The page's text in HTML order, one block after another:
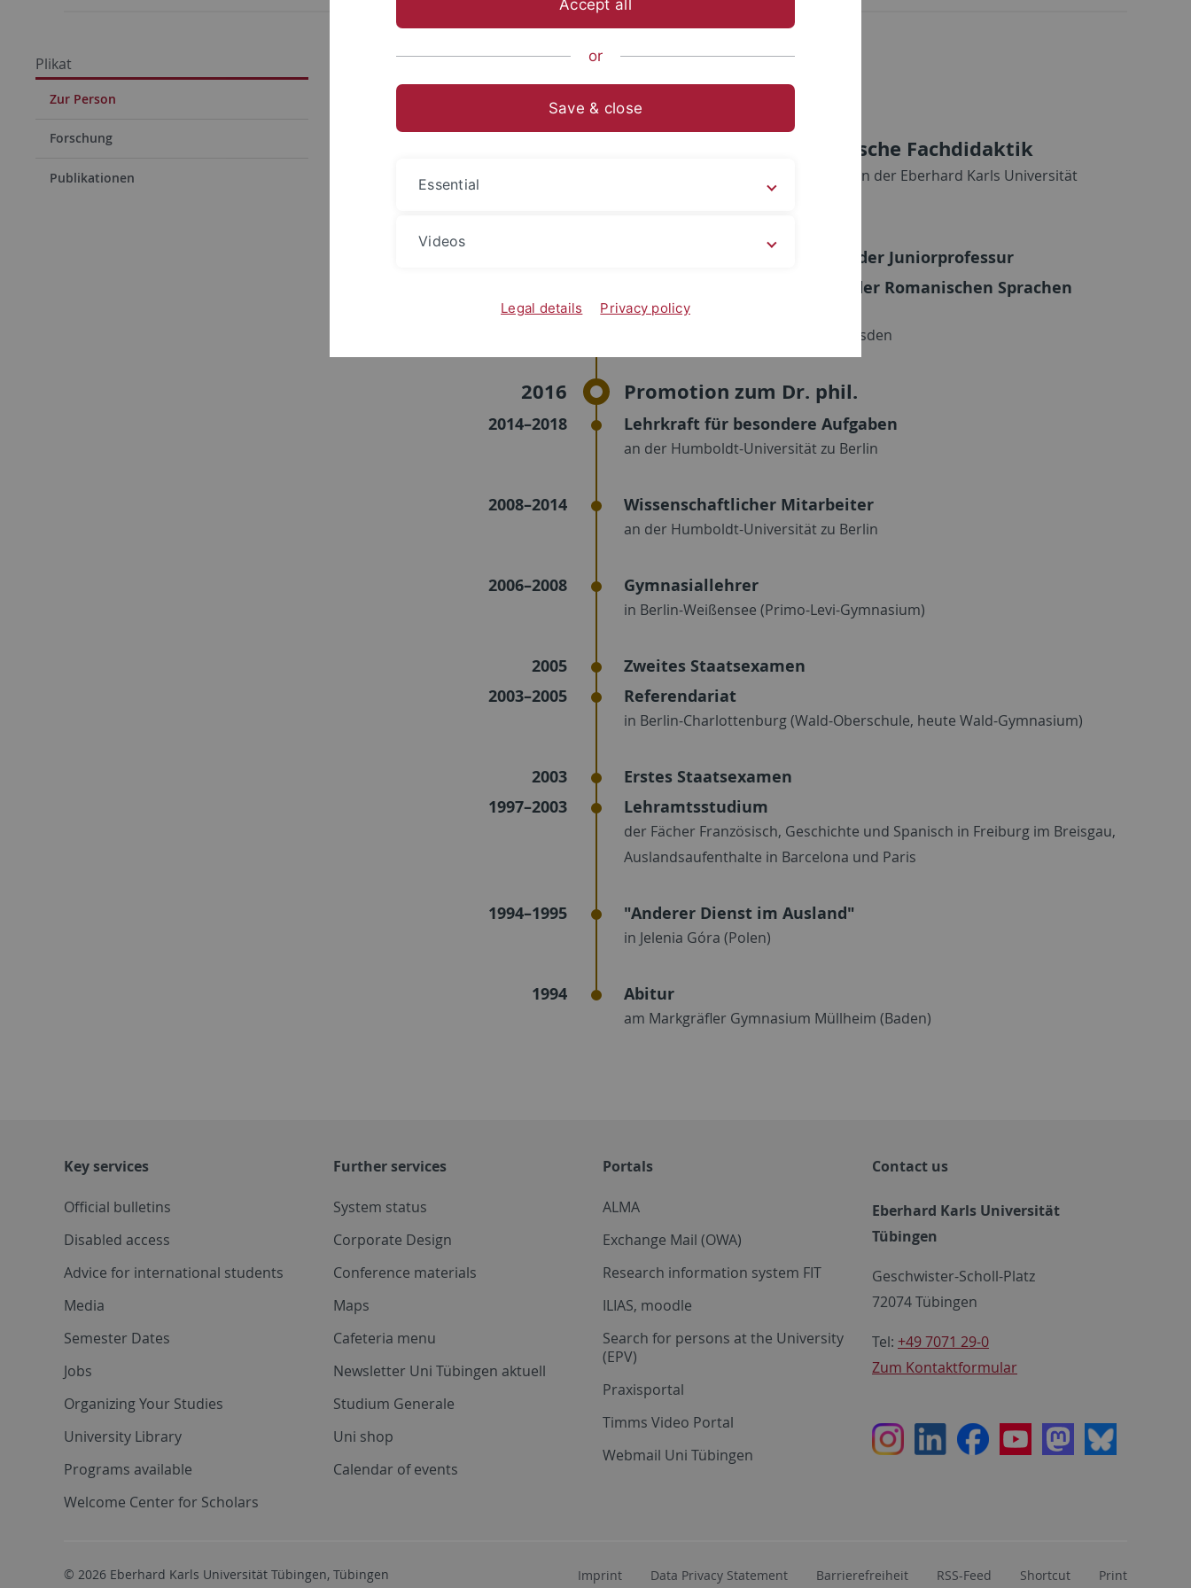
Plikat
Zur Person
Forschung
Publikationen
Prof. Dr. Jochen Plikat
Zur Person
Professor für Romanistische Fachdidaktik
(Französisch/Spanisch/Italienisch) an der Eberhard Karls Universität
positive Zwischenevaluation der Juniorprofessur
Juniorprofessor für Didaktik der Romanischen Sprachen
(Französisch/Italienisch)
an der Technischen Universität Dresden
2016 Promotion zum Dr. phil.
2014–2018 Lehrkraft für besondere Aufgaben
an der Humboldt-Universität zu Berlin
2008–2014 Wissenschaftlicher Mitarbeiter
an der Humboldt-Universität zu Berlin
2006–2008 Gymnasiallehrer
in Berlin-Weißensee (Primo-Levi-Gymnasium)
2005
Zweites Staatsexamen
2003–2005
Referendariat
in Berlin-Charlottenburg (Wald-Oberschule, heute Wald-Gymnasium)
2003
Erstes Staatsexamen
1997–2003
Lehramtsstudium
der Fächer Französisch, Geschichte und Spanisch in Freiburg im Breisgau,
Auslandsaufenthalte in Barcelona und Paris
1994–1995 "Anderer Dienst im Ausland"
in Jelenia Góra (Polen)
1994 Abitur
am Markgräfler Gymnasium Müllheim (Baden)
Key services
Official bulletins
Disabled access
Advice for international students
Media
Semester Dates
Jobs
Organizing Your Studies
University Library
Programs available
Welcome Center for Scholars
Further services
System status
Corporate Design
Conference materials
Maps
Cafeteria menu
Newsletter Uni Tübingen aktuell
Studium Generale
Uni shop
Calendar of events
Portals
ALMA
Exchange Mail (OWA)
Research information system FIT
ILIAS, moodle
Search for persons at the University
(EPV)
Praxisportal
Timms Video Portal
Webmail Uni Tübingen
Contact us
Eberhard Karls Universität
Tübingen
Geschwister-Scholl-Platz
72074 Tübingen
Tel: +49 7071 29-0
Zum Kontaktformular
InstagramLinkedInFacebookYoutubeMastodon
Bluesky
© 2026 Eberhard Karls Universität Tübingen, Tübingen Imprint Data Privacy Statement Barrierefreiheit RSS-Feed Shortcut Print
Accept all
or
Save & close
Essential
Videos
Legal details Privacy policy